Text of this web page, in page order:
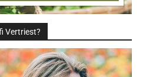
Vertriest?